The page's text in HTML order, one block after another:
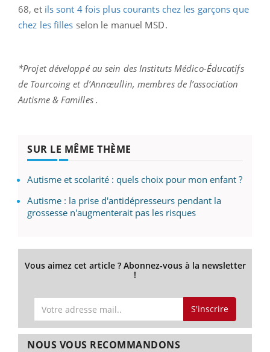
68, etils sont 4 fois plus courants chez les garçons que
chez les filles selon le manuel MSD.
*Projet développé au sein des Instituts Médico-Éducatifs
de Tourcoing et d’Annœullin, membres de l’association
Autisme & Familles .
SUR LE MÊME THÈME
Autisme et scolarité : quels choix pour mon enfant ?
Autisme : la prise d'antidépresseurs pendant la
grossesse n'augmenterait pas les risques
Vous aimez cet article ? Abonnez-vous à la newsletter
!
S'inscrire
NOUS VOUS RECOMMANDONS